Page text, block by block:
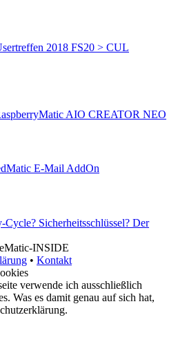
2018 FS20 > CUL
AIO CREATOR NEO
E-Mail AddOn
Cycle? Sicherheitsschlüssel? Der
INSIDE
• Kontakt
verwende ich ausschließlich
Was es damit genau auf sich hat,
.